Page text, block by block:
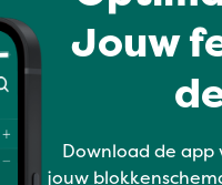
Jouw
Download de
jouw